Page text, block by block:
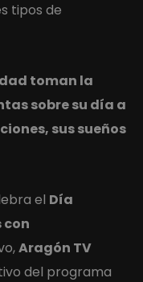
tipos de
toman la
sobre su día a
sus sueños
el Día
con
Aragón TV
del programa